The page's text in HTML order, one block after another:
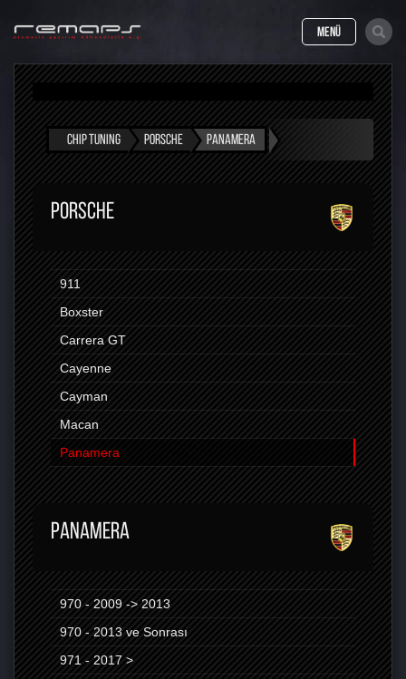
MENÜ
CHIP TUNING PORSCHE PANAMERA
PORSCHE
911
Boxster
Carrera GT
Cayenne
Cayman
Macan
Panamera
PANAMERA
970 - 2009 -> 2013
970 - 2013 ve Sonrası
971 - 2017 >